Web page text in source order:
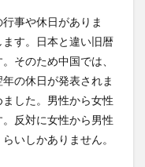
事や休日がありま
す。日本と違い旧暦
そのため中国では、
の休日が発表されま
した。男性から女性
反対に女性から男性
いしかありません。